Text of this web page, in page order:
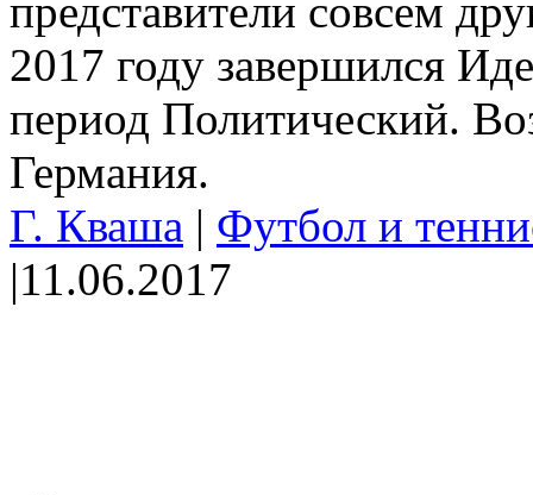
представители совсем
2017 году завершился
период Политический.
Германия.
Г. Кваша | Футбол и
|11.06.2017